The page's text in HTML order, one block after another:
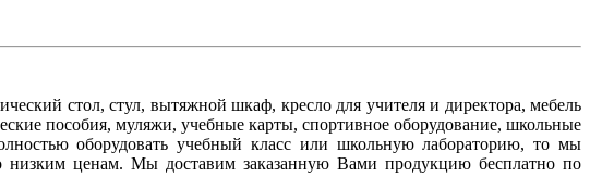
стол, стул, вытяжной шкаф, кресло для учителя и директора, мебель
пособия, муляжи, учебные карты, спортивное оборудование, школьные
оборудовать учебный класс или школьную лабораторию, то мы
ценам. Мы доставим заказанную Вами продукцию бесплатно по